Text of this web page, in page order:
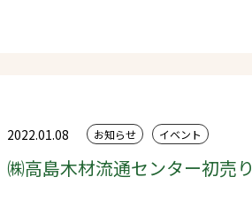
2022.01.08 お知らせ イベント
㈱高島木材流通センター初売り